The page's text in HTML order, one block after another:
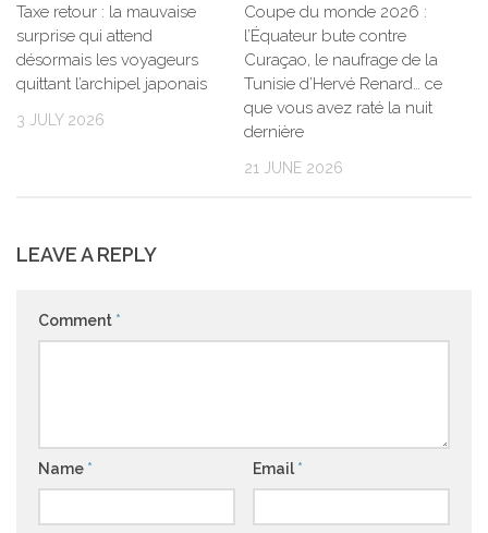
Taxe retour : la mauvaise
surprise qui attend
désormais les voyageurs
quittant l’archipel japonais
3 JULY 2026
Coupe du monde 2026 :
l’Équateur bute contre
Curaçao, le naufrage de la
Tunisie d’Hervé Renard… ce
que vous avez raté la nuit
dernière
21 JUNE 2026
LEAVE A REPLY
Comment *
Name * Email *